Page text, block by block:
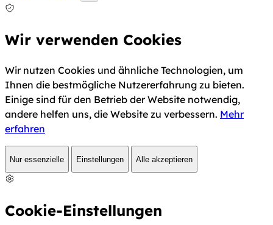
Wir verwenden Cookies
Wir nutzen Cookies und ähnliche Technologien, um
Ihnen die bestmögliche Nutzererfahrung zu bieten.
Einige sind für den Betrieb der Website notwendig,
andere helfen uns, die Website zu verbessern. Mehr
erfahren
Nur essenzielle Einstellungen Alle akzeptieren
Cookie-Einstellungen